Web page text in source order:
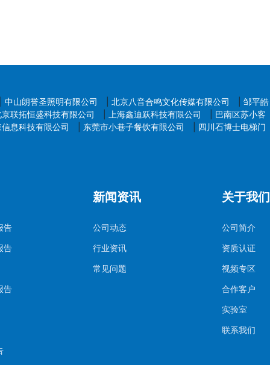
中山朗誉圣照明有限公司 北京八音合鸣文化传媒有限公司
邹平皓
京联拓恒盛科技有限公司
上海鑫迪跃科技有限公司
巴南区苏小客
息科技有限公司
东莞市小巷子餐饮有限公司 四川石博士电梯门
告
告
告
新闻资讯
公司动态
行业资讯
常见问题
关于我们
公司简介
资质认证
视频专区
合作客户
实验室
联系我们